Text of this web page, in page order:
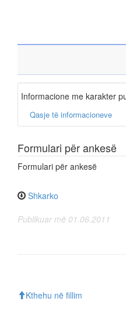
Informacione me karakter
Qasje të informacioneve
Formulari për ankesë
Formulari për ankesë
Shkarko
Publikuar më 01.06.2011
Kthehu në fillim